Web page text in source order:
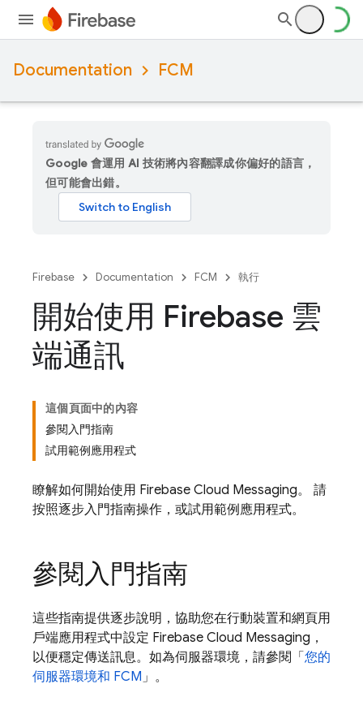
Documentation FCM
Google 會運用 AI 技術將內容翻譯成你偏好的語言，
但可能會出錯。
Firebase Documentation FCM 執行
開始使用 Firebase 雲
端通訊
這個頁面中的內容
參閱入門指南
試用範例應用程式
瞭解如何開始使用 Firebase Cloud Messaging。 請
按照逐步入門指南操作，或試用範例應用程式。
參閱入門指南
這些指南提供逐步說明，協助您在行動裝置和網頁用
戶端應用程式中設定 Firebase Cloud Messaging ，
以便穩定傳送訊息。如為伺服器環境，請參閱「 您的
伺服器環境和 FCM」。